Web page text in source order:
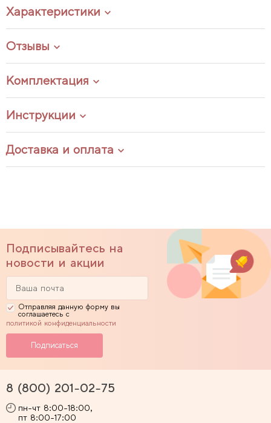
Характеристики
Отзывы
Комплектация
Инструкции
Доставка и оплата
Подписывайтесь на
новости и акции
Отправляя данную форму вы
соглашаетесь с
политикой конфиденциальности
8 (800) 201-02-75
пн-чт 8:00-18:00,
пт 8:00-17:00